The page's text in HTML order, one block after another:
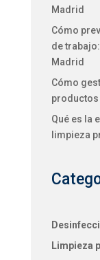
Madrid
Cómo
de
Madrid
Cómo
productos
Qué es la
limpieza
Limpieza